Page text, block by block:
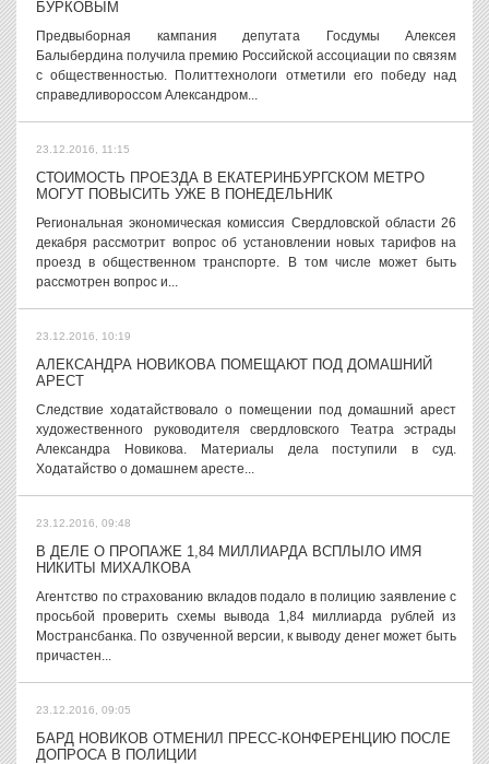
БУРКОВЫМ
Предвыборная кампания депутата Госдумы Алексея
Балыбердина получила премию Российской ассоциации по связям
с общественностью. Политтехнологи отметили его победу над
справедливороссом Александром...
23.12.2016, 11:15
СТОИМОСТЬ ПРОЕЗДА В ЕКАТЕРИНБУРГСКОМ МЕТРО
МОГУТ ПОВЫСИТЬ УЖЕ В ПОНЕДЕЛЬНИК
Региональная экономическая комиссия Свердловской области 26
декабря рассмотрит вопрос об установлении новых тарифов на
проезд в общественном транспорте. В том числе может быть
рассмотрен вопрос и...
23.12.2016, 10:19
АЛЕКСАНДРА НОВИКОВА ПОМЕЩАЮТ ПОД ДОМАШНИЙ
АРЕСТ
Следствие ходатайствовало о помещении под домашний арест
художественного руководителя свердловского Театра эстрады
Александра Новикова. Материалы дела поступили в суд.
Ходатайство о домашнем аресте...
23.12.2016, 09:48
В ДЕЛЕ О ПРОПАЖЕ 1,84 МИЛЛИАРДА ВСПЛЫЛО ИМЯ
НИКИТЫ МИХАЛКОВА
Агентство по страхованию вкладов подало в полицию заявление с
просьбой проверить схемы вывода 1,84 миллиарда рублей из
Мострансбанка. По озвученной версии, к выводу денег может быть
причастен...
23.12.2016, 09:05
БАРД НОВИКОВ ОТМЕНИЛ ПРЕСС-КОНФЕРЕНЦИЮ ПОСЛЕ
ДОПРОСА В ПОЛИЦИИ